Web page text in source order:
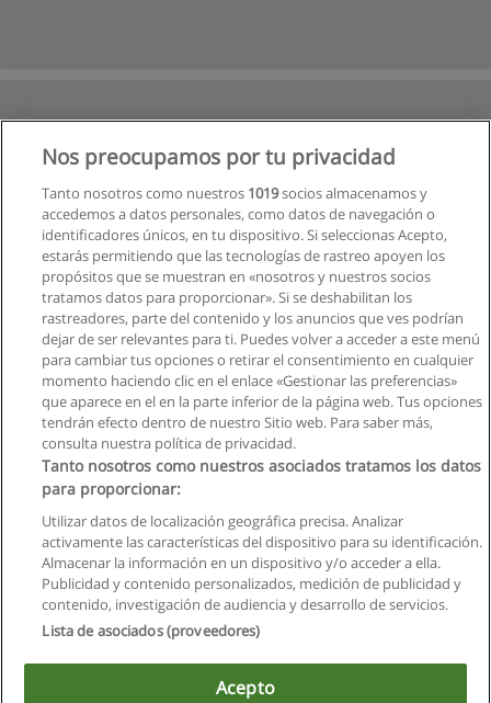
Ver cursos históricos
Privacidad de datos
Contactar con Educaedu
Copyright © Educaedu Business S.L. - CIF : B-95610580: -
Nos preocupamos por tu privacidad
Tanto nosotros como nuestros 1019socios almacenamos y
accedemos a datos personales, como datos de navegación o
identificadores únicos, en tu dispositivo. Si seleccionas Acepto,
estarás permitiendo que las tecnologías de rastreo apoyen los
propósitos que se muestran en «nosotros y nuestros socios
tratamos datos para proporcionar». Si se deshabilitan los
rastreadores, parte del contenido y los anuncios que ves podrían
dejar de ser relevantes para ti. Puedes volver a acceder a este menú
para cambiar tus opciones o retirar el consentimiento en cualquier
momento haciendo clic en el enlace «Gestionar las preferencias»
que aparece en el en la parte inferior de la página web. Tus opciones
tendrán efecto dentro de nuestro Sitio web. Para saber más,
consulta nuestra política de privacidad.
Tanto nosotros como nuestros asociados tratamos los datos
para proporcionar:
Utilizar datos de localización geográfica precisa. Analizar
activamente las características del dispositivo para su identificación.
Almacenar la información en un dispositivo y/o acceder a ella.
Publicidad y contenido personalizados, medición de publicidad y
contenido, investigación de audiencia y desarrollo de servicios.
Lista de asociados (proveedores)
Acepto